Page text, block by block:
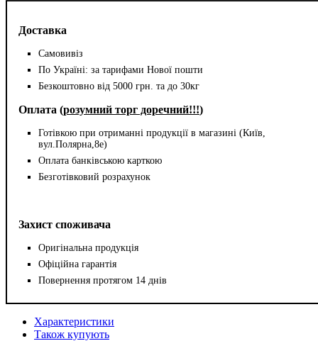
Доставка
Самовивіз
По Україні: за тарифами Нової пошти
Безкоштовно від 5000 грн. та до 30кг
Оплата (розумний торг доречний!!!)
Готівкою при отриманні продукції в магазині (Київ,
вул.Полярна,8е)
Оплата банківською карткою
Безготівковий розрахунок
Захист споживача
Оригінальна продукція
Офіційна гарантія
Повернення протягом 14 днів
Характеристики
Також купують